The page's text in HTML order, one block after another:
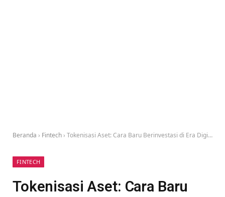
Beranda › Fintech › Tokenisasi Aset: Cara Baru Berinvestasi di Era Digital
FINTECH
Tokenisasi Aset: Cara Baru